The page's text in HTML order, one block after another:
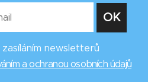
zasíláním newsletterů
a ochranou osobních údajů